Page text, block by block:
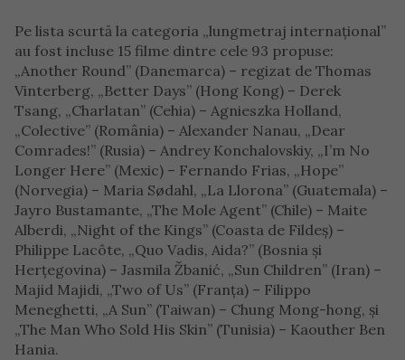
Pe lista scurtă la categoria „lungmetraj internaţional”
au fost incluse 15 filme dintre cele 93 propuse:
„Another Round” (Danemarca) – regizat de Thomas
Vinterberg, „Better Days” (Hong Kong) – Derek
Tsang, „Charlatan” (Cehia) – Agnieszka Holland,
„Colective” (România) – Alexander Nanau, „Dear
Comrades!” (Rusia) – Andrey Konchalovskiy, „I’m No
Longer Here” (Mexic) – Fernando Frias, „Hope”
(Norvegia) – Maria Sødahl, „La Llorona” (Guatemala) –
Jayro Bustamante, „The Mole Agent” (Chile) – Maite
Alberdi, „Night of the Kings” (Coasta de Fildeş) –
Philippe Lacôte, „Quo Vadis, Aida?” (Bosnia şi
Herţegovina) – Jasmila Žbanić, „Sun Children” (Iran) –
Majid Majidi, „Two of Us” (Franţa) – Filippo
Meneghetti, „A Sun” (Taiwan) – Chung Mong-hong, şi
„The Man Who Sold His Skin” (Tunisia) – Kaouther Ben
Hania.